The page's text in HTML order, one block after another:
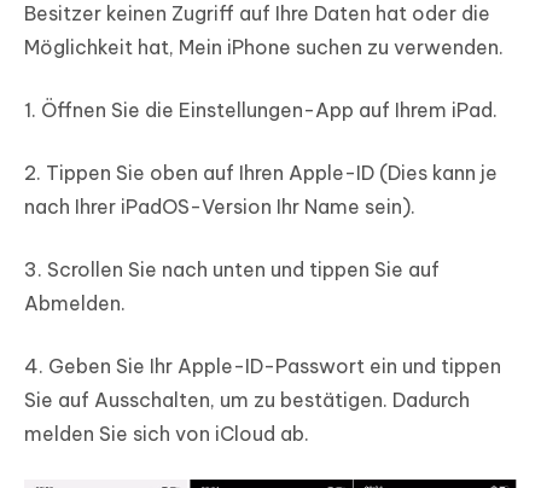
Besitzer keinen Zugriff auf Ihre Daten hat oder die
Möglichkeit hat, Mein iPhone suchen zu verwenden.
1. Öffnen Sie die Einstellungen-App auf Ihrem iPad.
2. Tippen Sie oben auf Ihren Apple-ID (Dies kann je
nach Ihrer iPadOS-Version Ihr Name sein).
3. Scrollen Sie nach unten und tippen Sie auf
Abmelden.
4. Geben Sie Ihr Apple-ID-Passwort ein und tippen
Sie auf Ausschalten, um zu bestätigen. Dadurch
melden Sie sich von iCloud ab.